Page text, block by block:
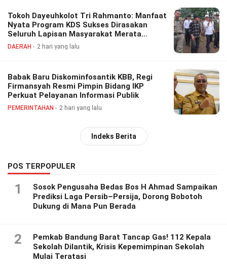
Tokoh Dayeuhkolot Tri Rahmanto: Manfaat
Nyata Program KDS Sukses Dirasakan
Seluruh Lapisan Masyarakat Merata
Sampai Pelosok.
DAERAH 2 hari yang lalu
Babak Baru Diskominfosantik KBB, Regi
Firmansyah Resmi Pimpin Bidang IKP
Perkuat Pelayanan Informasi Publik
PEMERINTAHAN 2 hari yang lalu
Indeks Berita
POS TERPOPULER
1
Sosok Pengusaha Bedas Bos H Ahmad Sampaikan
Prediksi Laga Persib–Persija, Dorong Bobotoh
Dukung di Mana Pun Berada
2
Pemkab Bandung Barat Tancap Gas! 112 Kepala
Sekolah Dilantik, Krisis Kepemimpinan Sekolah
Mulai Teratasi